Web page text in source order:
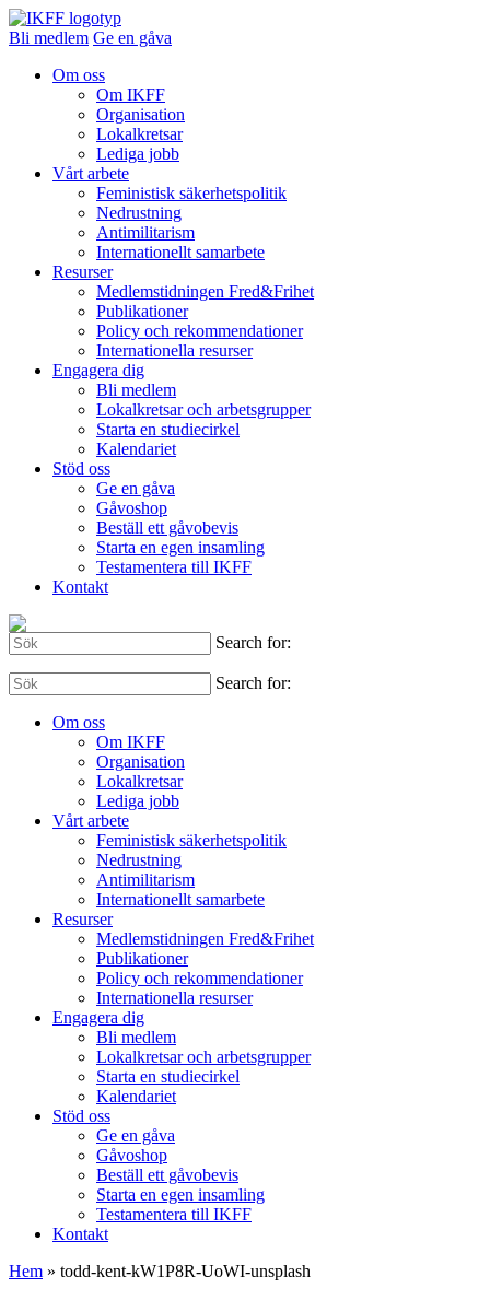
Bli medlem Ge en gåva
Om oss
Om IKFF
Organisation
Lokalkretsar
Lediga jobb
Vårt arbete
Feministisk säkerhetspolitik
Nedrustning
Antimilitarism
Internationellt samarbete
Resurser
Medlemstidningen Fred&Frihet
Publikationer
Policy och rekommendationer
Internationella resurser
Engagera dig
Bli medlem
Lokalkretsar och arbetsgrupper
Starta en studiecirkel
Kalendariet
Stöd oss
Ge en gåva
Gåvoshop
Beställ ett gåvobevis
Starta en egen insamling
Testamentera till IKFF
Kontakt
Search for:
Search for:
Om oss
Om IKFF
Organisation
Lokalkretsar
Lediga jobb
Vårt arbete
Feministisk säkerhetspolitik
Nedrustning
Antimilitarism
Internationellt samarbete
Resurser
Medlemstidningen Fred&Frihet
Publikationer
Policy och rekommendationer
Internationella resurser
Engagera dig
Bli medlem
Lokalkretsar och arbetsgrupper
Starta en studiecirkel
Kalendariet
Stöd oss
Ge en gåva
Gåvoshop
Beställ ett gåvobevis
Starta en egen insamling
Testamentera till IKFF
Kontakt
Hem » todd-kent-kW1P8R-UoWI-unsplash